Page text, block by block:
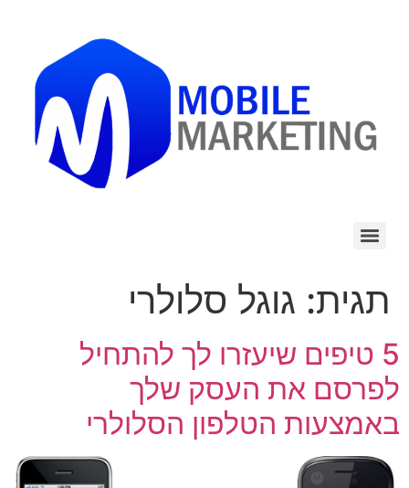
תגית: גוגל סלולרי
5 טיפים שיעזרו לך להתחיל
לפרסם את העסק שלך
באמצעות הטלפון הסלולרי